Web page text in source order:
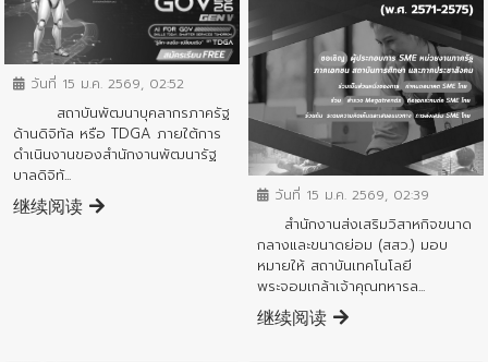
ข่าวประชาสัมพันธ์
วันที่ 15 ม.ค. 2569, 02:52
สถาบันพัฒนาบุคลากรภาครัฐ
ด้านดิจิทัล หรือ TDGA ภายใต้การ
ดำเนินงานของสำนักงานพัฒนารัฐ
บาลดิจิทั...
继续阅读
ข่าวประชาสัมพันธ์
วันที่ 15 ม.ค. 2569, 02:39
สำนักงานส่งเสริมวิสาหกิจขนาด
กลางและขนาดย่อม (สสว.) มอบ
หมายให้ สถาบันเทคโนโลยี
พระจอมเกล้าเจ้าคุณทหารล...
继续阅读